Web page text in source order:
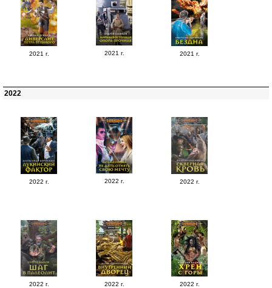
2021 г. 2021 г. 2021 г.
2022
2022 г. 2022 г. 2022 г.
2022 г. 2022 г. 2022 г.